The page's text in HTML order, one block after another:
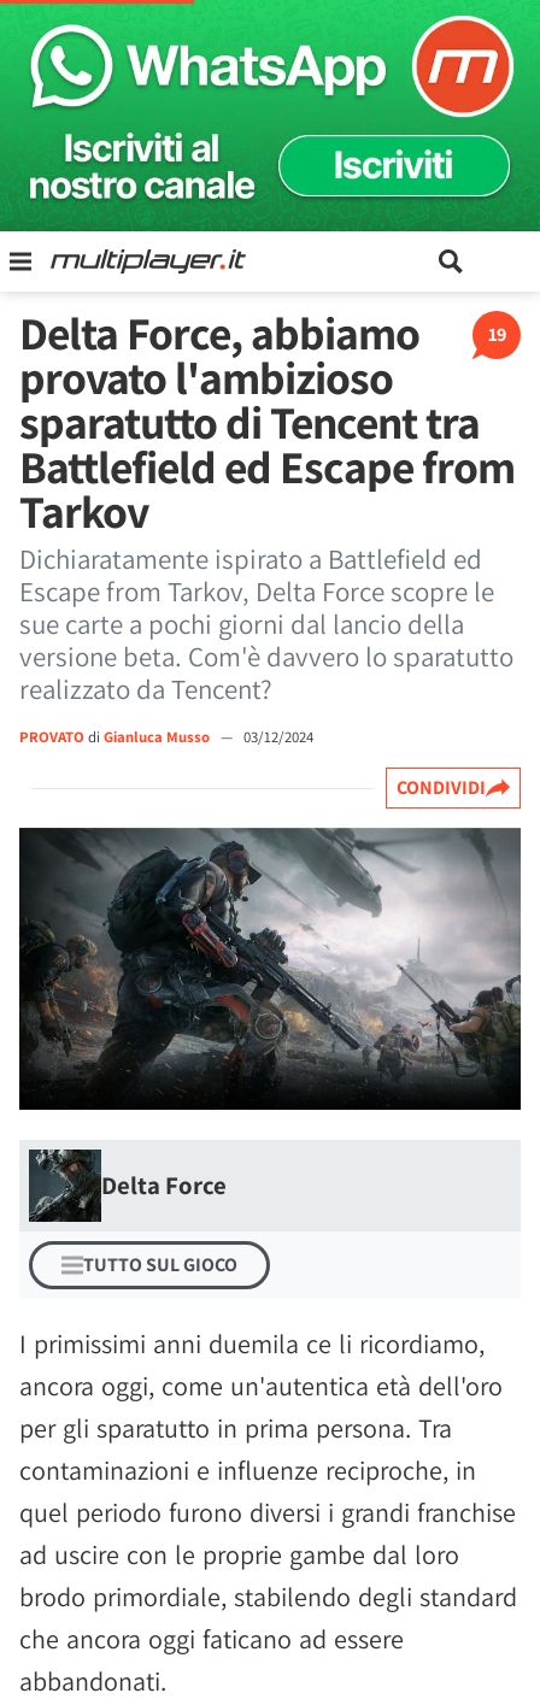
19
Delta Force, abbiamo
provato l'ambizioso
sparatutto di Tencent tra
Battlefield ed Escape from
Tarkov
Dichiaratamente ispirato a Battlefield ed
Escape from Tarkov, Delta Force scopre le
sue carte a pochi giorni dal lancio della
versione beta. Com'è davvero lo sparatutto
realizzato da Tencent?
PROVATO di Gianluca Musso — 03/12/2024
CONDIVIDI
Delta Force
TUTTO SUL GIOCO
I primissimi anni duemila ce li ricordiamo,
ancora oggi, come un'autentica età dell'oro
per gli sparatutto in prima persona. Tra
contaminazioni e influenze reciproche, in
quel periodo furono diversi i grandi franchise
ad uscire con le proprie gambe dal loro
brodo primordiale, stabilendo degli standard
che ancora oggi faticano ad essere
abbandonati.